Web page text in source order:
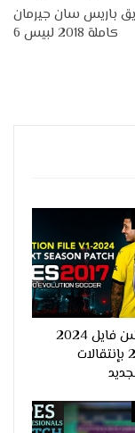
باريس سان جيرمان
كاملة 2018 لبيس 6
احدث اوبشن فايل 2024
لبيس 2017 بإنتقالات